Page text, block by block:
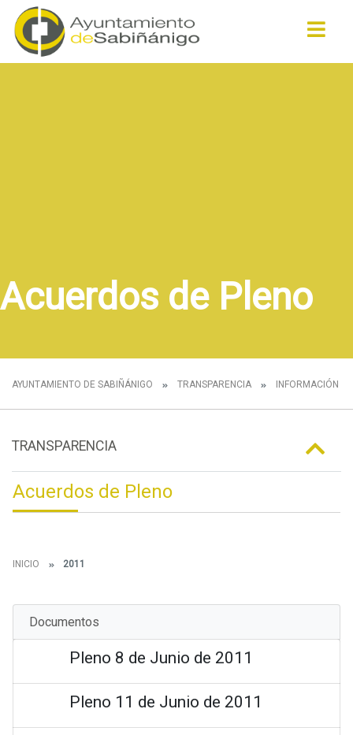
Acuerdos de Pleno
AYUNTAMIENTO DE SABIÑÁNIGO TRANSPARENCIA INFORMACIÓN
TRANSPARENCIA
Acuerdos de Pleno
INICIO 2011
Documentos
Pleno 8 de Junio de 2011
Pleno 11 de Junio de 2011